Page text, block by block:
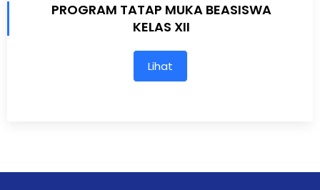
PROGRAM TATAP MUKA BEASISWA
KELAS XII
Lihat